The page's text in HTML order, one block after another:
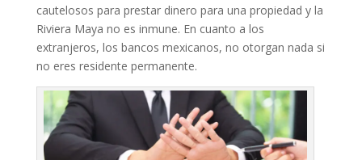
cautelosos para prestar dinero para una propiedad y la
Riviera Maya no es inmune. En cuanto a los
extranjeros, los bancos mexicanos, no otorgan nada si
no eres residente permanente.